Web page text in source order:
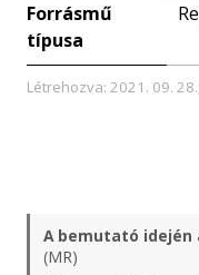
Forrásmű
típusa
Létrehozva: 2021. 09.
A bemutató idején
(MR)